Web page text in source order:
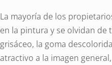
La mayoría de los
en la pintura y se olvidan de
grisáceo, la goma
atractivo a la imagen